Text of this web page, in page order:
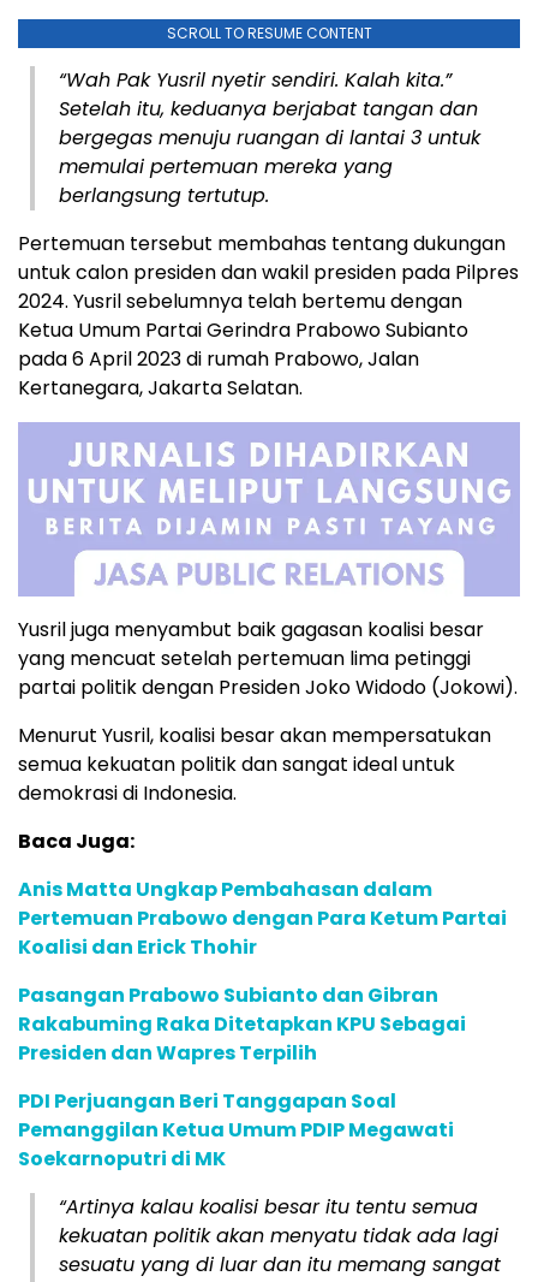
SCROLL TO RESUME CONTENT
“Wah Pak Yusril nyetir sendiri. Kalah kita.”
Setelah itu, keduanya berjabat tangan dan
bergegas menuju ruangan di lantai 3 untuk
memulai pertemuan mereka yang
berlangsung tertutup.
Pertemuan tersebut membahas tentang dukungan
untuk calon presiden dan wakil presiden pada Pilpres
2024. Yusril sebelumnya telah bertemu dengan
Ketua Umum Partai Gerindra Prabowo Subianto
pada 6 April 2023 di rumah Prabowo, Jalan
Kertanegara, Jakarta Selatan.
Yusril juga menyambut baik gagasan koalisi besar
yang mencuat setelah pertemuan lima petinggi
partai politik dengan Presiden Joko Widodo (Jokowi).
Menurut Yusril, koalisi besar akan mempersatukan
semua kekuatan politik dan sangat ideal untuk
demokrasi di Indonesia.
Baca Juga:
Anis Matta Ungkap Pembahasan dalam
Pertemuan Prabowo dengan Para Ketum Partai
Koalisi dan Erick Thohir
Pasangan Prabowo Subianto dan Gibran
Rakabuming Raka Ditetapkan KPU Sebagai
Presiden dan Wapres Terpilih
PDI Perjuangan Beri Tanggapan Soal
Pemanggilan Ketua Umum PDIP Megawati
Soekarnoputri di MK
“Artinya kalau koalisi besar itu tentu semua
kekuatan politik akan menyatu tidak ada lagi
sesuatu yang di luar dan itu memang sangat